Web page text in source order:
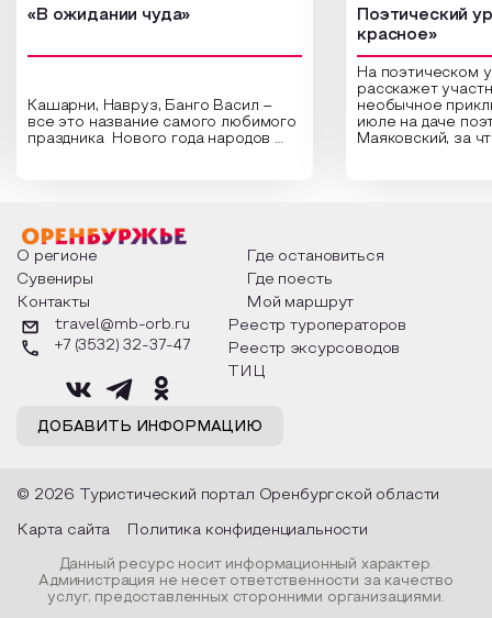
«В ожидании чуда»
Кашарни, Навруз, Банго Васил –
все это название самого любимого
праздника Нового года народов
о том, как встречают новый год в
разных уголках страны, какие
обряды совершают на удачу и
благополучие, в чем схожи и
различаются традиции. Кто такой
Дед Мороз и откуда он пришел, как
его называют в разных уголках
страны и как появились елочные
Поэтический
красное»
На поэтическом
расскажет
необычное
июле на даче
Маяковский, за
Твардовского и
каждой строчке
восхищение
яркому времени
О регионе
Где остановиться
Сувениры
Где поесть
Контакты
Мой маршрут
ДОБАВИТЬ ИНФОРМАЦИЮ
travel@mb-orb.ru
+7 (3532) 32-37-47
Реестр туроператоров
Реестр эксурсоводов
ТИЦ
© 2026 Туристический портал Оренбургской области
Карта сайта Политика конфиденциальности
Данный ресурс носит информационный характер.
Администрация не несет ответственности за качество
услуг, предоставленных сторонними организациями.